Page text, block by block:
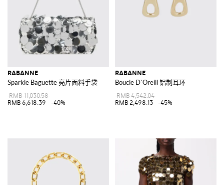
RABANNE
Sparkle Baguette 亮片面料手袋
RMB 11,030.58
RMB 6,618.39
-40%
RABANNE
Boucle D`Oreill 铝制耳环
RMB 4,542.04
RMB 2,498.13
-45%